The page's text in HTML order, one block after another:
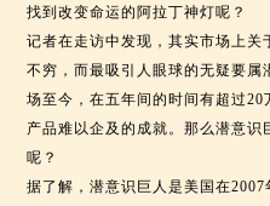
找到改变命运的阿拉丁神灯呢？
记者在走访中发现，其实市场上关
不穷，而最吸引人眼球的无疑要属
场至今，在五年间的时间有超过
产品难以企及的成就。那么潜意
呢？
据了解，潜意识巨人是美国在